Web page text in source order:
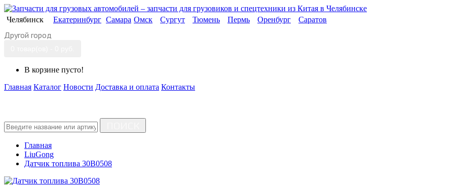
Челябинск Екатеринбург Самара Омск Сургут Тюмень Пермь Оренбург Саратов
Другой город
В корзине пусто!
Главная Каталог Новости Доставка и оплата Контакты
Главная
LiuGong
Датчик топлива 30В0508